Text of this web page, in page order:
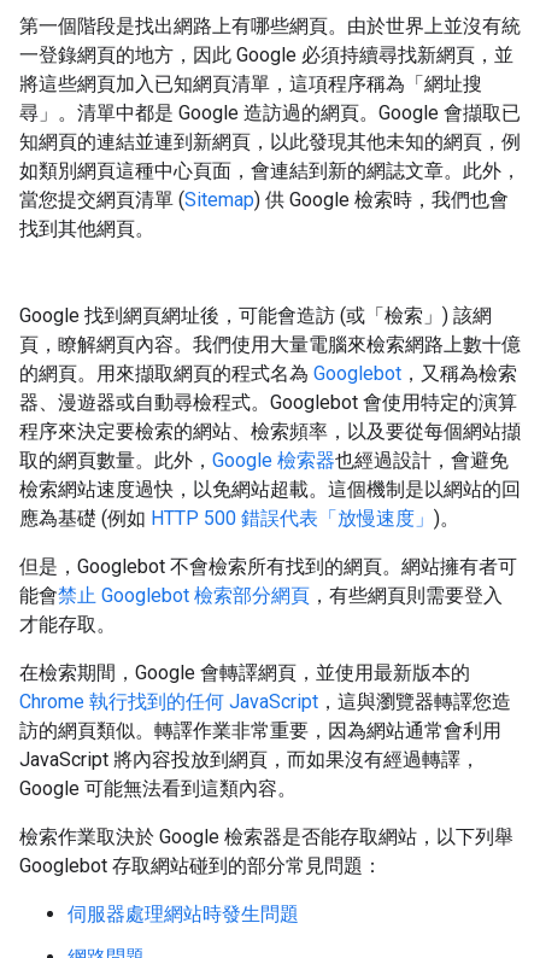
第一個階段是找出網路上有哪些網頁。由於世界上並沒有統
一登錄網頁的地方，因此 Google 必須持續尋找新網頁，並
將這些網頁加入已知網頁清單，這項程序稱為「網址搜
尋」。清單中都是 Google 造訪過的網頁。Google 會擷取已
知網頁的連結並連到新網頁，以此發現其他未知的網頁，例
如類別網頁這種中心頁面，會連結到新的網誌文章。此外，
當您提交網頁清單 (Sitemap) 供 Google 檢索時，我們也會
找到其他網頁。
Google 找到網頁網址後，可能會造訪 (或「檢索」) 該網
頁，瞭解網頁內容。我們使用大量電腦來檢索網路上數十億
的網頁。用來擷取網頁的程式名為 Googlebot ，又稱為檢索
器、漫遊器或自動尋檢程式。Googlebot 會使用特定的演算
程序來決定要檢索的網站、檢索頻率，以及要從每個網站擷
取的網頁數量。此外， Google 檢索器也經過設計，會避免
檢索網站速度過快，以免網站超載。這個機制是以網站的回
應為基礎 (例如 HTTP 500 錯誤代表「放慢速度」 )。
但是，Googlebot 不會檢索所有找到的網頁。網站擁有者可
能會禁止 Googlebot 檢索部分網頁 ，有些網頁則需要登入
才能存取。
在檢索期間，Google 會轉譯網頁，並使用最新版本的
Chrome 執行找到的任何 JavaScript ，這與瀏覽器轉譯您造
訪的網頁類似。轉譯作業非常重要，因為網站通常會利用
JavaScript 將內容投放到網頁，而如果沒有經過轉譯，
Google 可能無法看到這類內容。
檢索作業取決於 Google 檢索器是否能存取網站，以下列舉
Googlebot 存取網站碰到的部分常見問題：
伺服器處理網站時發生問題